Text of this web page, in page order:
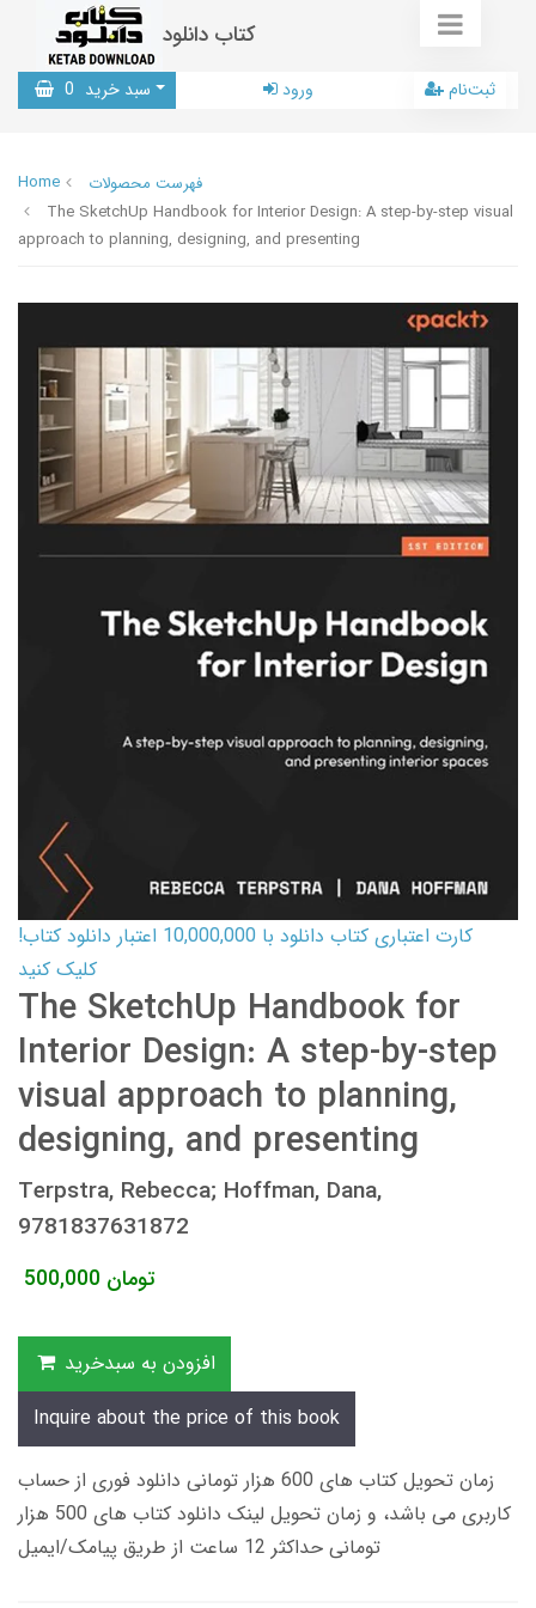
کتاب دانلود
سبد خرید 0 ورود ثبت‌نام
Home
فهرست محصولات
The SketchUp Handbook for Interior Design: A step-by-step visual
approach to planning, designing, and presenting
کارت اعتباری کتاب دانلود با 10,000,000 اعتبار دانلود کتاب!
کلیک کنید
The SketchUp Handbook for
Interior Design: A step-by-step
visual approach to planning,
designing, and presenting
Terpstra, Rebecca; Hoffman, Dana,
9781837631872
500,000 تومان
افزودن به سبدخرید
Inquire about the price of this book
زمان تحویل کتاب های 600 هزار تومانی دانلود فوری از حساب
کاربری می باشد، و زمان تحویل لینک دانلود کتاب های 500 هزار
تومانی حداکثر 12 ساعت از طریق پیامک/ایمیل